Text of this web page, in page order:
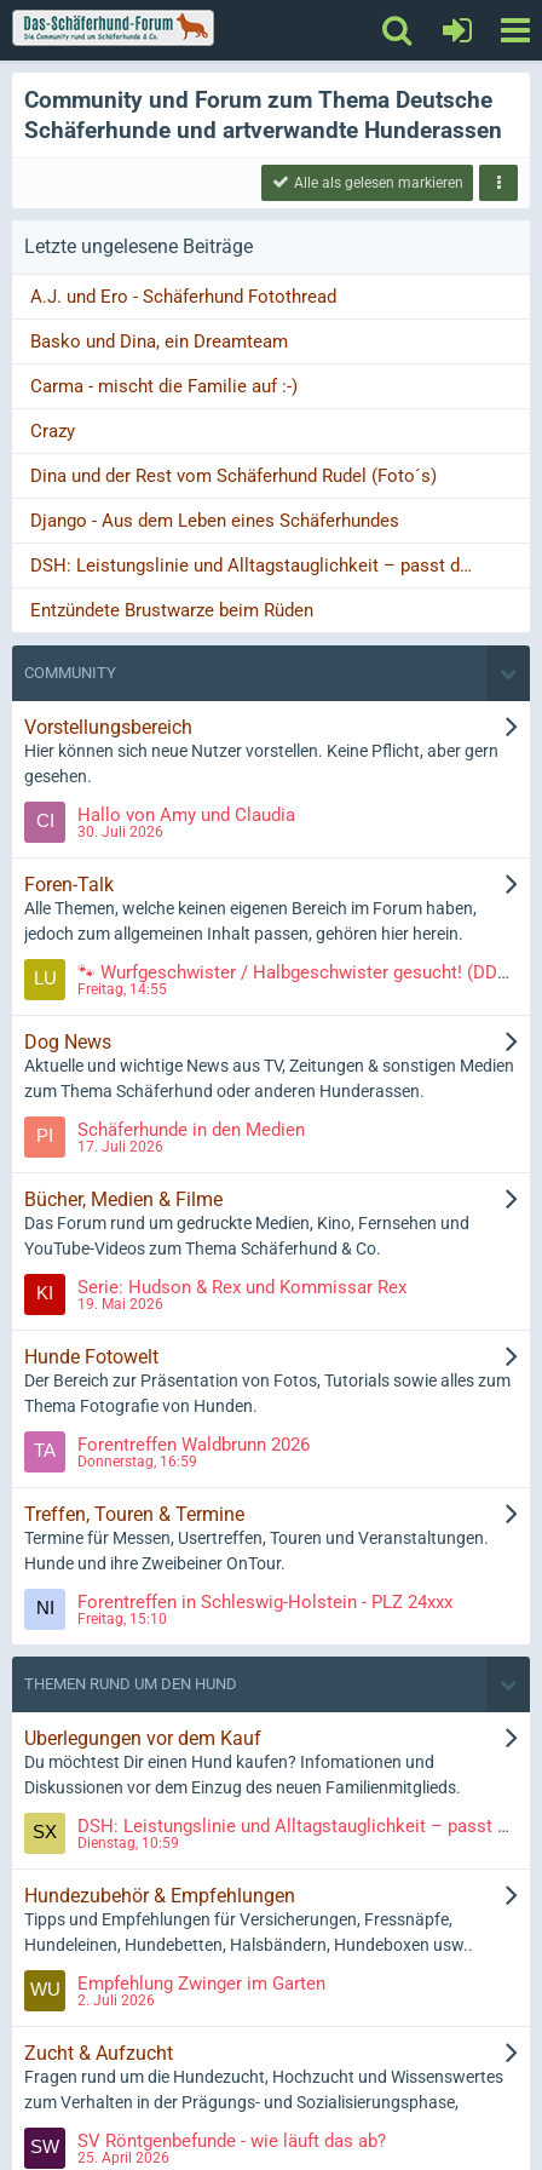
Community und Forum zum Thema Deutsche
Schäferhunde und artverwandte Hunderassen
Alle als gelesen markieren
Letzte ungelesene Beiträge
A.J. und Ero - Schäferhund Fotothread
Basko und Dina, ein Dreamteam
Carma - mischt die Familie auf :-)
Crazy
Dina und der Rest vom Schäferhund Rudel (Foto´s)
Django - Aus dem Leben eines Schäferhundes
DSH: Leistungslinie und Alltagstauglichkeit – passt das zusammen?
Entzündete Brustwarze beim Rüden
COMMUNITY
Vorstellungsbereich
Hier können sich neue Nutzer vorstellen. Keine Pflicht, aber gern
gesehen.
Hallo von Amy und Claudia
30. Juli 2026
Foren-Talk
Alle Themen, welche keinen eigenen Bereich im Forum haben,
jedoch zum allgemeinen Inhalt passen, gehören hier herein.
🐾 Wurfgeschwister / Halbgeschwister gesucht! (DDR-Linie vom 11.08.2025) 🐾
Freitag, 14:55
Dog News
Aktuelle und wichtige News aus TV, Zeitungen & sonstigen Medien
zum Thema Schäferhund oder anderen Hunderassen.
Schäferhunde in den Medien
17. Juli 2026
Bücher, Medien & Filme
Das Forum rund um gedruckte Medien, Kino, Fernsehen und
YouTube-Videos zum Thema Schäferhund & Co.
Serie: Hudson & Rex und Kommissar Rex
19. Mai 2026
Hunde Fotowelt
Der Bereich zur Präsentation von Fotos, Tutorials sowie alles zum
Thema Fotografie von Hunden.
Forentreffen Waldbrunn 2026
Donnerstag, 16:59
Treffen, Touren & Termine
Termine für Messen, Usertreffen, Touren und Veranstaltungen.
Hunde und ihre Zweibeiner OnTour.
Forentreffen in Schleswig-Holstein - PLZ 24xxx
Freitag, 15:10
THEMEN RUND UM DEN HUND
Überlegungen vor dem Kauf
Du möchtest Dir einen Hund kaufen? Infomationen und
Diskussionen vor dem Einzug des neuen Familienmitglieds.
DSH: Leistungslinie und Alltagstauglichkeit – passt das zusammen?
Dienstag, 10:59
Hundezubehör & Empfehlungen
Tipps und Empfehlungen für Versicherungen, Fressnäpfe,
Hundeleinen, Hundebetten, Halsbändern, Hundeboxen usw..
Empfehlung Zwinger im Garten
2. Juli 2026
Zucht & Aufzucht
Fragen rund um die Hundezucht, Hochzucht und Wissenswertes
zum Verhalten in der Prägungs- und Sozialisierungsphase,
SV Röntgenbefunde - wie läuft das ab?
25. April 2026